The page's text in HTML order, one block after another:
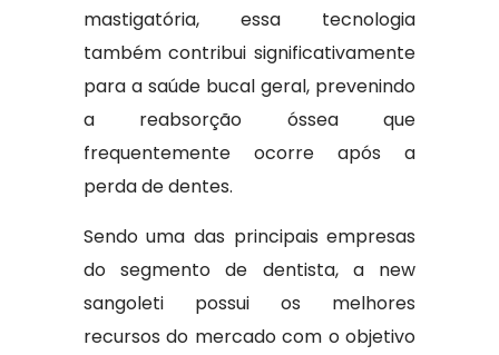
mastigatória, essa tecnologia
também contribui significativamente
para a saúde bucal geral, prevenindo
a reabsorção óssea que
frequentemente ocorre após a
perda de dentes.
Sendo uma das principais empresas
do segmento de dentista, a new
sangoleti possui os melhores
recursos do mercado com o objetivo